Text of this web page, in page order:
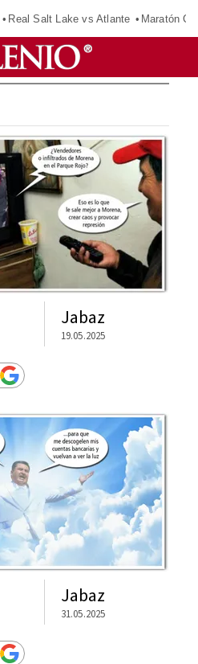
Real Salt Lake vs Atlante Maratón
Jabaz
19.05.2025
Jabaz
31.05.2025